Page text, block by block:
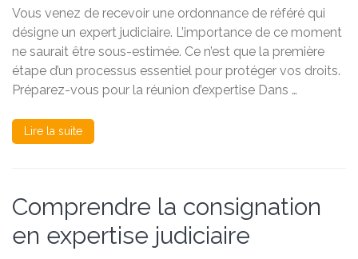
après
désignation
d’un
expert
judiciaire
Vous venez de recevoir une ordonnance de référé qui
désigne un expert judiciaire. L’importance de ce moment
ne saurait être sous-estimée. Ce n’est que la première
étape d’un processus essentiel pour protéger vos droits.
Préparez-vous pour la réunion d’expertise Dans …
Lire la suite
Comprendre la consignation
en expertise judiciaire